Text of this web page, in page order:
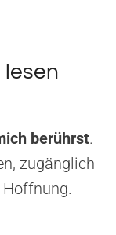
lesen
berührst.
zugänglich